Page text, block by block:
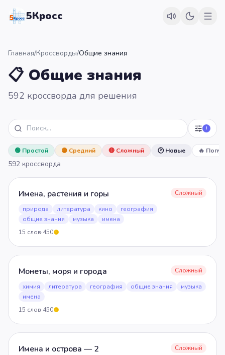
5Кросс
Главная/Кроссворды/Общие знания
📋 Общие знания
592 кроссворда для решения
!
🟢 Простой 🟡 Средний 🔴 Сложный 🕐 Новые 🔥
592 кроссворда
Имена, растения и горы
Сложный
природа
литература кино
география
общие знания
музыка
имена
15 слов·450
Монеты, моря и города
Сложный
химия
литература география общие знания
музыка
имена
15 слов·450
Имена и острова — 2
Сложный